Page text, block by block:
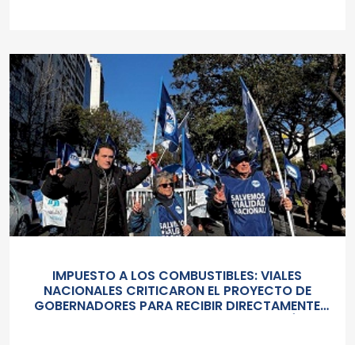
IMPUESTO A LOS COMBUSTIBLES: VIALES
NACIONALES CRITICARON EL PROYECTO DE
GOBERNADORES PARA RECIBIR DIRECTAMENTE